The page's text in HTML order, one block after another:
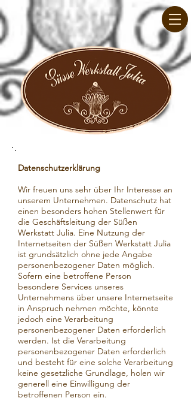
Datenschutzerklärung
Wir freuen uns sehr über Ihr Interesse an
unserem Unternehmen. Datenschutz hat
einen besonders hohen Stellenwert für
die Geschäftsleitung der Süßen
Werkstatt Julia. Eine Nutzung der
Internetseiten der Süßen Werkstatt Julia
ist grundsätzlich ohne jede Angabe
personenbezogener Daten möglich.
Sofern eine betroffene Person
besondere Services unseres
Unternehmens über unsere Internetseite
in Anspruch nehmen möchte, könnte
jedoch eine Verarbeitung
personenbezogener Daten erforderlich
werden. Ist die Verarbeitung
personenbezogener Daten erforderlich
und besteht für eine solche Verarbeitung
keine gesetzliche Grundlage, holen wir
generell eine Einwilligung der
betroffenen Person ein.